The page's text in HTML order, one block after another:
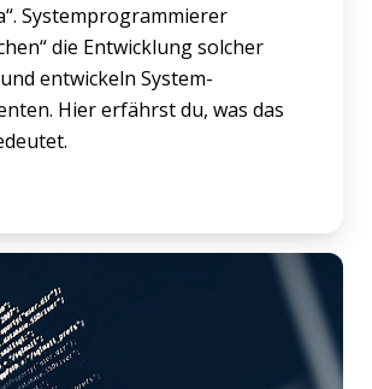
Systemprogrammierer
die Entwicklung solcher
entwickeln System-
Hier erfährst du, was das